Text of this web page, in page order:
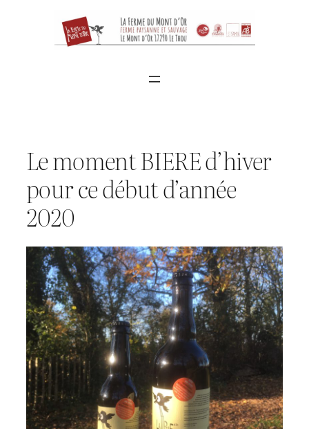
Le moment BIERE d’hiver
pour ce début d’année
2020